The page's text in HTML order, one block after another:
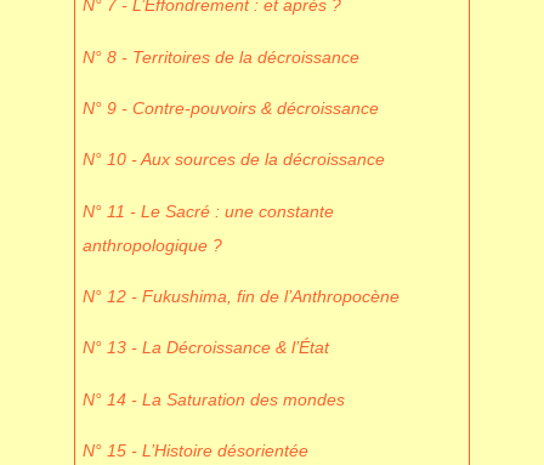
N° 7 - L’Effondrement : et après ?
N° 8 - Territoires de la décroissance
N° 9 - Contre-pouvoirs & décroissance
N° 10 - Aux sources de la décroissance
N° 11 - Le Sacré : une constante
anthropologique ?
N° 12 - Fukushima, fin de l’Anthropocène
N° 13 - La Décroissance & l’État
N° 14 - La Saturation des mondes
N° 15 - L’Histoire désorientée